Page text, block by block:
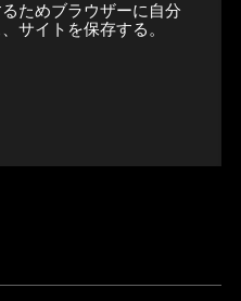
ためブラウザーに自分
サイトを保存する。